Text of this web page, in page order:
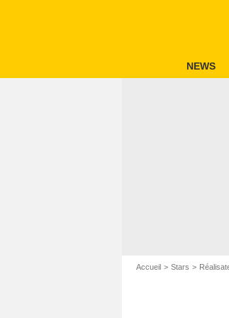
NEWS
Accueil Stars